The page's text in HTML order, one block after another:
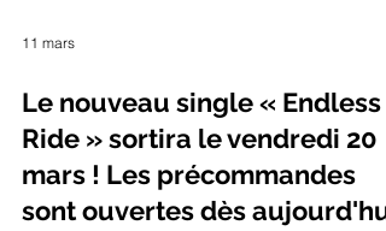
11 mars
Le nouveau single « Endless
Ride » sortira le vendredi 20